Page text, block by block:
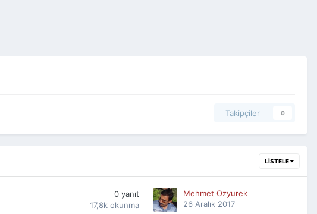
Takipçiler 0
LISTELE
0 yanıt
17,8k okunma
Mehmet Ozyurek
26 Aralık 2017